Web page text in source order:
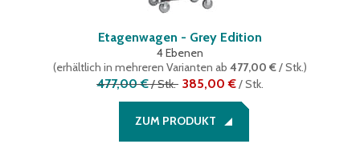
Etagenwagen - Grey Edition
4 Ebenen
(erhältlich in mehreren Varianten ab 477,00 €/ Stk.)
477,00 €/Stk. 385,00 €/Stk.
ZUM PRODUKT